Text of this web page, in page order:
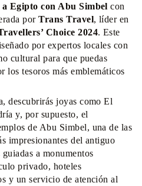
Egipto con Abu Simbel con
porTrans Travel, líder en
Choice 2024. Este
por expertos locales con
cultural para que puedas
los tesoros más emblemáticos
descubrirás joyas como El
y, por supuesto, el
de Abu Simbel, una de las
impresionantes del antiguo
a monumentos
privado, hoteles
y un servicio de atención al